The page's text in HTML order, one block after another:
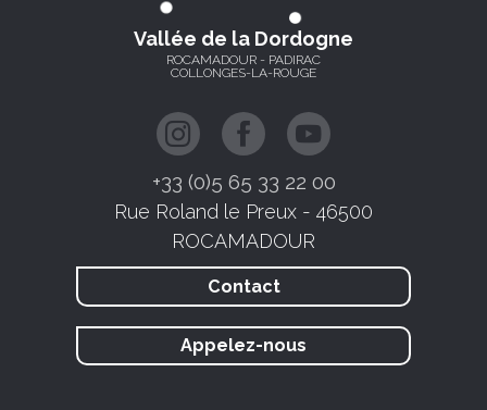
Vallée de la Dordogne
ROCAMADOUR - PADIRAC
COLLONGES-LA-ROUGE
+33 (0)5 65 33 22 00
Rue Roland le Preux - 46500
ROCAMADOUR
Contact
Appelez-nous